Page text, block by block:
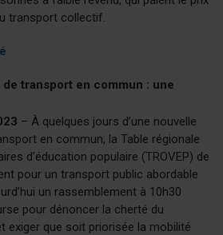
transport collectif.
transport en commun : une
– À quelques jours d’une nouvelle
en commun, la Table régionale
d’éducation populaire (TROVEP) de
pour un transport public abordable
un rassemblement à 10h30
pour dénoncer la cherté du
exiger que soit priorisée la mobilité